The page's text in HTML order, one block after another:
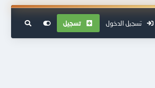
تسجيل الدخول تسجيل